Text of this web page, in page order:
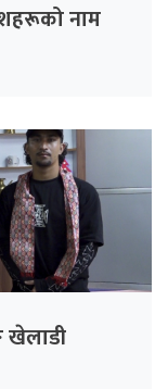
नाम
खेलाडी